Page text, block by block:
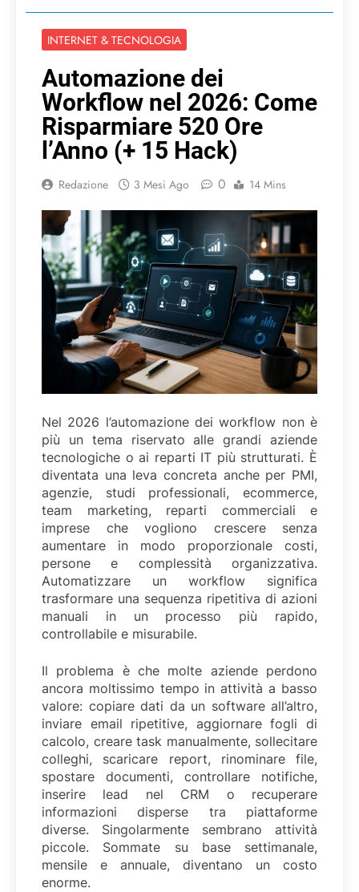
INTERNET & TECNOLOGIA
Automazione dei
Workflow nel 2026: Come
Risparmiare 520 Ore
l’Anno (+ 15 Hack)
Redazione 3 Mesi Ago 0 14 Mins
Nel 2026 l’automazione dei workflow non è
più un tema riservato alle grandi aziende
tecnologiche o ai reparti IT più strutturati. È
diventata una leva concreta anche per PMI,
agenzie, studi professionali, ecommerce,
team marketing, reparti commerciali e
imprese che vogliono crescere senza
aumentare in modo proporzionale costi,
persone e complessità organizzativa.
Automatizzare un workflow significa
trasformare una sequenza ripetitiva di azioni
manuali in un processo più rapido,
controllabile e misurabile.
Il problema è che molte aziende perdono
ancora moltissimo tempo in attività a basso
valore: copiare dati da un software all’altro,
inviare email ripetitive, aggiornare fogli di
calcolo, creare task manualmente, sollecitare
colleghi, scaricare report, rinominare file,
spostare documenti, controllare notifiche,
inserire lead nel CRM o recuperare
informazioni disperse tra piattaforme
diverse. Singolarmente sembrano attività
piccole. Sommate su base settimanale,
mensile e annuale, diventano un costo
enorme.